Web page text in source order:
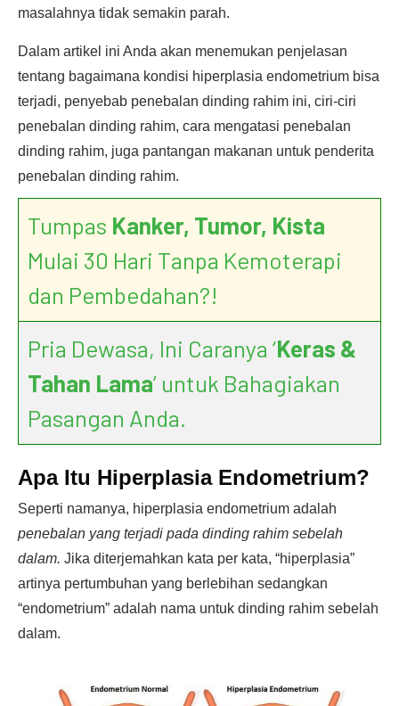
masalahnya tidak semakin parah.
Dalam artikel ini Anda akan menemukan penjelasan
tentang bagaimana kondisi hiperplasia endometrium bisa
terjadi, penyebab penebalan dinding rahim ini, ciri-ciri
penebalan dinding rahim, cara mengatasi penebalan
dinding rahim, juga pantangan makanan untuk penderita
penebalan dinding rahim.
Tumpas Kanker, Tumor, Kista
Mulai 30 Hari Tanpa Kemoterapi
dan Pembedahan?!
Pria Dewasa, Ini Caranya ‘Keras &
Tahan Lama’ untuk Bahagiakan
Pasangan Anda.
Apa Itu Hiperplasia Endometrium?
Seperti namanya, hiperplasia endometrium adalah
penebalan yang terjadi pada dinding rahim sebelah
dalam. Jika diterjemahkan kata per kata, “hiperplasia”
artinya pertumbuhan yang berlebihan sedangkan
“endometrium” adalah nama untuk dinding rahim sebelah
dalam.